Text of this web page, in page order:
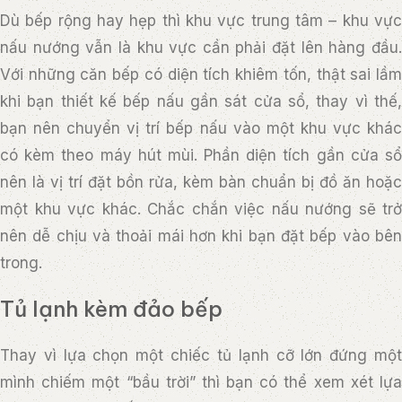
Dù bếp rộng hay hẹp thì khu vực trung tâm – khu vực
nấu nướng vẫn là khu vực cần phải đặt lên hàng đầu.
Với những căn bếp có diện tích khiêm tốn, thật sai lầm
khi bạn thiết kế bếp nấu gần sát cửa sổ, thay vì thế,
bạn nên chuyển vị trí bếp nấu vào một khu vực khác
có kèm theo máy hút mùi. Phần diện tích gần cửa sổ
nên là vị trí đặt bồn rửa, kèm bàn chuẩn bị đồ ăn hoặc
một khu vực khác. Chắc chắn việc nấu nướng sẽ trở
nên dễ chịu và thoải mái hơn khi bạn đặt bếp vào bên
trong.
Tủ lạnh kèm đảo bếp
Thay vì lựa chọn một chiếc tủ lạnh cỡ lớn đứng một
mình chiếm một “bầu trời” thì bạn có thể xem xét lựa